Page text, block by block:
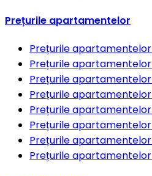
Prețurile apartamentelor
Prețurile apartamentelor
Prețurile apartamentelor
Prețurile apartamentelor
Prețurile apartamentelor
Prețurile apartamentelor
Prețurile apartamentelor
Prețurile apartamentelor
Prețurile apartamentelor